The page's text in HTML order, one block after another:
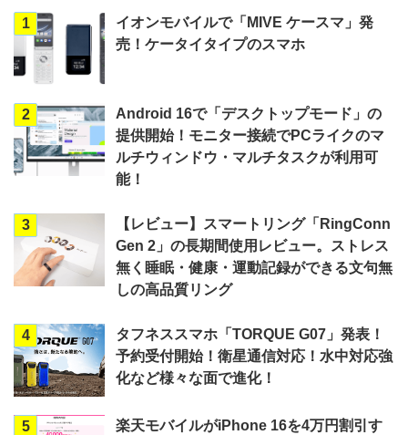
1
イオンモバイルで「MIVE ケースマ」発
売！ケータイタイプのスマホ
2
Android 16で「デスクトップモード」の
提供開始！モニター接続でPCライクのマ
ルチウィンドウ・マルチタスクが利用可
能！
3
【レビュー】スマートリング「RingConn
Gen 2」の長期間使用レビュー。ストレス
無く睡眠・健康・運動記録ができる文句無
しの高品質リング
4
タフネススマホ「TORQUE G07」発表！
予約受付開始！衛星通信対応！水中対応強
化など様々な面で進化！
5
楽天モバイルがiPhone 16を4万円割引す